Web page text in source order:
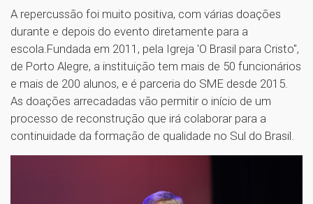
A repercussão foi muito positiva, com várias doações
durante e depois do evento diretamente para a
escola.Fundada em 2011, pela Igreja 'O Brasil para Cristo",
de Porto Alegre, a instituição tem mais de 50 funcionários
e mais de 200 alunos, e é parceria do SME desde 2015.
As doações arrecadadas vão permitir o início de um
processo de reconstrução que irá colaborar para a
continuidade da formação de qualidade no Sul do Brasil.